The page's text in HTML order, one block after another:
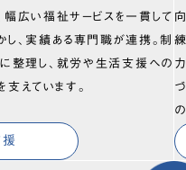
幅広い福祉サービスを一貫して
し、実績ある専門職が連携。制
整理し、就労や生活支援への
支えています。